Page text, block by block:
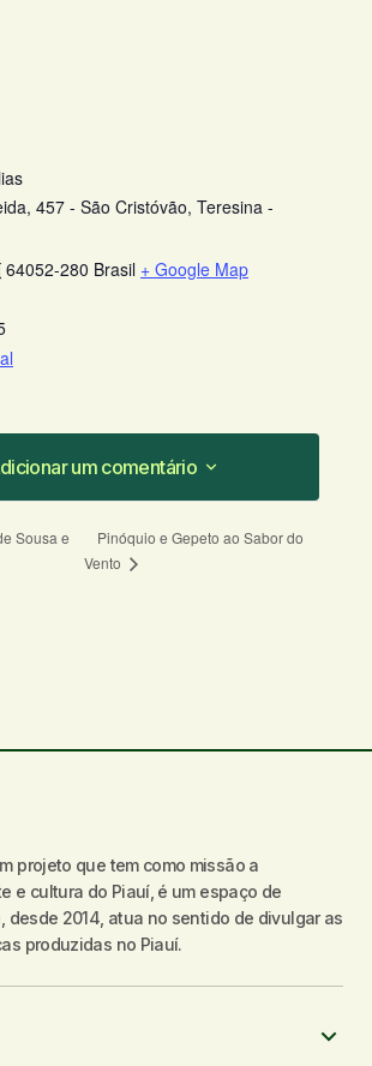
457 - São Cristóvão, Teresina -
64052-280 Brasil + Google Map
um comentário
um comentário
*
*
Sousa e
Pinóquio e Gepeto ao Sabor do
Vento
projeto que tem como missão a
e cultura do Piauí, é um espaço de
desde 2014, atua no sentido de divulgar as
produzidas no Piauí.